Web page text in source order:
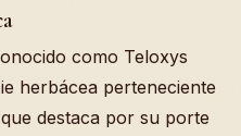
como Teloxys
herbácea perteneciente
destaca por su porte